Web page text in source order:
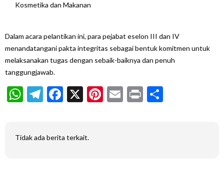
Kosmetika dan Makanan
Dalam acara pelantikan ini, para pejabat eselon III dan IV
menandatangani pakta integritas sebagai bentuk komitmen untuk
melaksanakan tugas dengan sebaik-baiknya dan penuh
tanggungjawab.
WhatsApp
Telegram
Facebook
X Pinterest
Email
Print
Tidak ada berita terkait.